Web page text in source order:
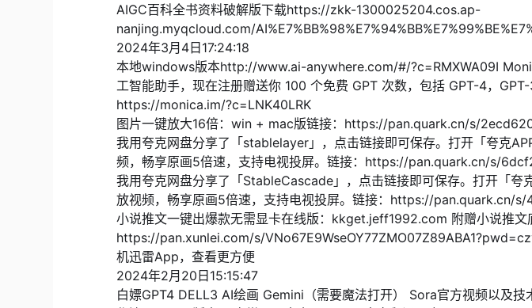
AIGC百科全书资料破解版下载https://zkk-1300025204.cos.ap-
nanjing.myqcloud.com/
2024年3月4日17:24:18
本地windows版本http://www.ai-anywhere.com/#/?c=RMXWA09I
工智能助手，现在注册赠送你 100 个免费 GPT 次数，包括 GPT-4，GPT-
https://monica.im/?c=LNK40LRK
图片一键放大16倍：win + mac版链接：https://pan.quark.cn/s/
我用夸克网盘分享了「stablelayer」，点击链接即可保存。打开「夸克
频，畅享原画5倍速，支持电视投屏。链接：https://pan.quark.cn/s/
我用夸克网盘分享了「StableCascade」，点击链接即可保存。打开「夸
放视频，畅享原画5倍速，支持电视投屏。链接：https://pan.quark.cn/
小说推文一键出爆款无需显卡在线版：kkget.jeff1992.com 附赠小说推文
https://pan.xunlei.com/s/
机迅雷App，查看更方便
2024年2月20日15:15:47
白嫖GPT4 DELL3 AI绘画 Gemini （需要魔法打开） Sora官方视频以及技